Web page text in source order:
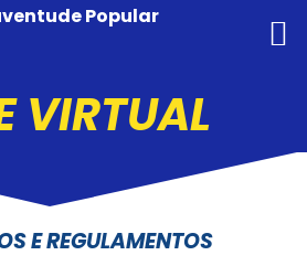
VIRTUAL
E REGULAMENTOS